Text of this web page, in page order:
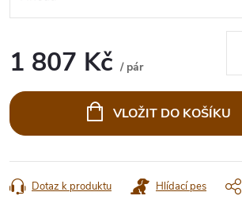
1 807 Kč / pár
cena:
VLOŽIT DO KOŠÍKU
Dotaz k produktu Hlídací pes